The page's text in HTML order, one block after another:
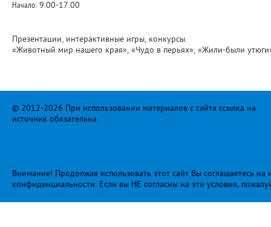
Начало: 9.00-17.00
Презентации, интерактивные игры, конкурсы.
«Животный мир нашего края», «Чудо в перьях», «Жили-были
© 2012-2026 При использовании материалов с сайта ссылка на
источник обязательна.
Внимание! Продолжая использовать этот сайт Вы соглашаетесь
конфиденциальности. Если вы НЕ согласны на эти условия,